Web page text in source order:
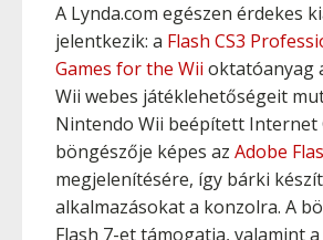
A Lynda.com egészen érdekes
jelentkezik: a Flash CS3
Games for the Wii oktatóanyag
Wii webes játéklehetőségeit
Nintendo Wii beépített Internet
böngészője képes az Adobe
megjelenítésére, így bárki
alkalmazásokat a konzolra. A
Flash 7-et támogatja, valamint